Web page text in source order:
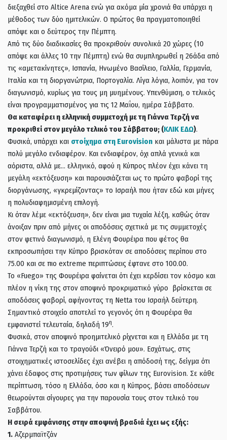
διεξαχθεί στο Altice Arena ενώ για ακόμα μία χρονιά θα υπάρχει η
μέθοδος των δύο ημιτελικών. Ο πρώτος θα πραγματοποιηθεί
απόψε και ο δεύτερος την Πέμπτη.
Από τις δύο διαδικασίες θα προκριθούν συνολικά 20 χώρες (10
απόψε και άλλες 10 την Πέμπτη) ενώ θα συμπληρωθεί η 26άδα από
τις «αμετακίνητες», Ισπανία, Ηνωμένο Βασίλειο, Γαλλία, Γερμανία,
Ιταλία και τη διοργανώτρια, Πορτογαλία. Λίγα λόγια, λοιπόν, για τον
διαγωνισμό, κυρίως για τους μη μυημένους. Υπενθύμιση, ο τελικός
είναι προγραμματισμένος για τις 12 Μαΐου, ημέρα Σάββατο.
Θα καταφέρει η ελληνική συμμετοχή με τη Γιάννα Τερζή να
προκριθεί στον μεγάλο τελικό του Σάββατου; (ΚΛΙΚ ΕΔΩ).
Φυσικά, υπάρχει και στοίχημα στη Eurovision και μάλιστα με πάρα
πολύ μεγάλο ενδιαφέρον. Και ενδιαφέρον, όχι απλά γενικά και
αόριστα, αλλά με… ελληνικό, αφού η Κύπρος πλέον έχει κάνει τη
μεγάλη «εκτόξευση» και παρουσιάζεται ως το πρώτο φαβορί της
διοργάνωσης, «γκρεμίζοντας» το Ισραήλ που ήταν εδώ και μήνες
η πολυδιαφημισμένη επιλογή.
Κι όταν λέμε «εκτόξευση», δεν είναι μια τυχαία λέξη, καθώς όταν
άνοιξαν πριν από μήνες οι αποδόσεις σχετικά με τις συμμετοχές
στον φετινό διαγωνισμό, η Ελένη Φουρέιρα που φέτος θα
εκπροσωπήσει την Κύπρο βρισκόταν σε αποδόσεις περίπου στο
75.00 και σε πιο extreme περιπτώσεις έφτανε στο 100.00.
Το «Fuego» της Φουρέιρα φαίνεται ότι έχει κερδίσει τον κόσμο και
πλέον η νίκη της στον αποψινό προκριματικό γύρο βρίσκεται σε
αποδόσεις φαβορί, αφήνοντας τη Netta του Ισραήλ δεύτερη.
Σημαντικό στοιχείο αποτελεί το γεγονός ότι η Φουρέιρα θα
εμφανιστεί τελευταία, δηλαδή 19η.
Φυσικά, στον αποψινό προημιτελικό ρίχνεται και η Ελλάδα με τη
Γιάννα Τερζή και το τραγούδι «Όνειρό μου». Εσχάτως, στις
στοιχηματικές ιστοσελίδες έχει ανέβει η απόδοσή της, δείγμα ότι
χάνει έδαφος στις προτιμήσεις των φίλων της Eurovision. Σε κάθε
περίπτωση, τόσο η Ελλάδα, όσο και η Κύπρος, βάσει αποδόσεων
θεωρούνται σίγουρες για την παρουσία τους στον τελικό του
Σαββάτου.
Η σειρά εμφάνισης στην αποψινή βραδιά έχει ως εξής:
1. Αζερμπαϊτζάν